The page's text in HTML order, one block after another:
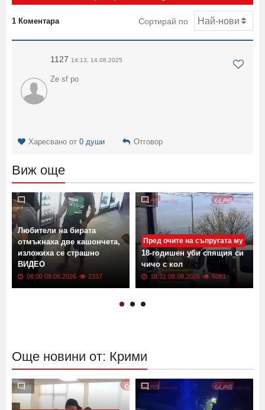
1 Коментара Сортирай по
1127 14:13, 14.08.2025
Ze sf po
Харесвано от 0 души Отговор
Виж още
Любители на бирата
отмъкнаха две кашончета,
изложиха се страшно
ВИДЕО
08:00 09.08.2026 2337
Пред очите на съпругата му
18-годишен уби спящия си
чичо с кол
18:31 08.08.2026 6061
Още новини от: Крими